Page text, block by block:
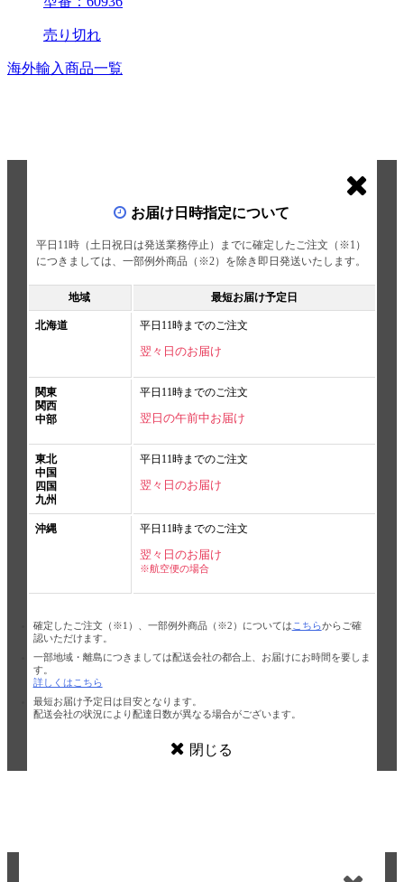
売り切れ
海外輸入商品一覧
お届け日時指定について
平日11時（土日祝日は発送業務停止）までに確定したご注文（※1）
につきましては、一部例外商品（※2）を除き即日発送いたします。
地域 最短お届け予定日
北海道 平日11時までのご注文
翌々日のお届け
関東
関西
中部
平日11時までのご注文
翌日の午前中お届け
東北
中国
四国
九州
平日11時までのご注文
翌々日のお届け
沖縄 平日11時までのご注文
翌々日のお届け
※航空便の場合
確定したご注文（※1）、一部例外商品（※2）については こちらからご確
認いただけます。
一部地域・離島につきましては配送会社の都合上、お届けにお時間を要しま
す。
詳しくはこちら
最短お届け予定日は目安となります。
配送会社の状況により配達日数が異なる場合がございます。
閉じる